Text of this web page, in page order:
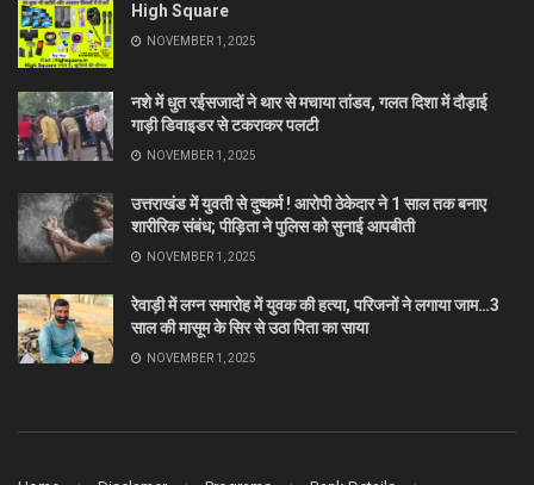
High Square
NOVEMBER 1, 2025
नशे में धुत रईसजादों ने थार से मचाया तांडव, गलत दिशा में दौड़ाई
गाड़ी डिवाइडर से टकराकर पलटी
NOVEMBER 1, 2025
उत्तराखंड में युवती से दुष्कर्म ! आरोपी ठेकेदार ने 1 साल तक बनाए
शारीरिक संबंध; पीड़िता ने पुलिस को सुनाई आपबीती
NOVEMBER 1, 2025
रेवाड़ी में लग्न समारोह में युवक की हत्या, परिजनों ने लगाया जाम…3
साल की मासूम के सिर से उठा पिता का साया
NOVEMBER 1, 2025